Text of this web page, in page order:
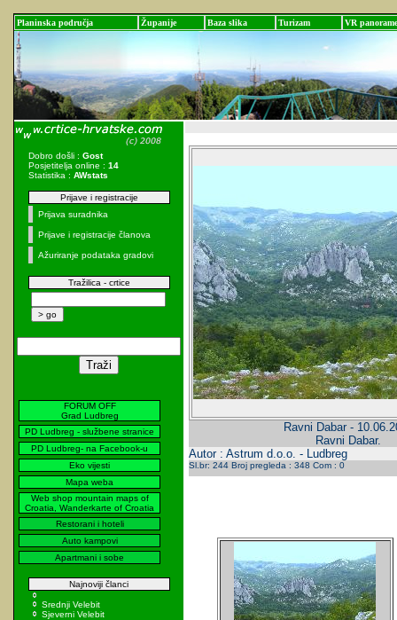
Planinska područja Županije Baza slika Turizam VR panorame
Dobro došli : Gost
Posjetitelja online : 14
Statistika : AWstats
Prijave i registracije
Prijava suradnika
Prijave i registracije članova
Ažuriranje podataka gradovi
Tražilica - crtice
FORUM OFF
Grad Ludbreg
PD Ludbreg - službene stranice
PD Ludbreg- na Facebook-u
Eko vijesti
Mapa weba
Web shop mountain maps of
Croatia, Wanderkarte of Croatia
Restorani i hoteli
Auto kampovi
Apartmani i sobe
Najnoviji članci
Srednji Velebit
Sjeverni Velebit
Ravni Dabar -
Ravni Dabar.
Autor : Astrum d.o.o. - Ludbreg
Sl.br: 244 Broj pregleda : 348 Com : 0